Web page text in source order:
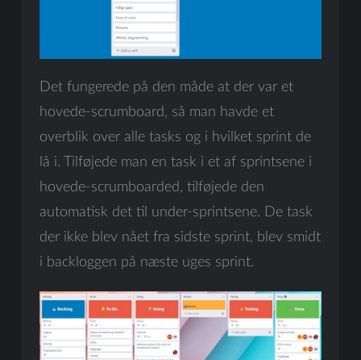
Det fungerede på den måde at der var et
hovede-scrumboard, så man havde et
overblik over alle tasks og i hvilket sprint de
lå i. Tilføjede man en task i et af sprintsene i
hovede-scrumboarded, tilføjede den
automatisk det til under-sprintsene. De task
der ikke blev nået fra sidste sprint, blev smidt
i backloggen på næste uges sprint.